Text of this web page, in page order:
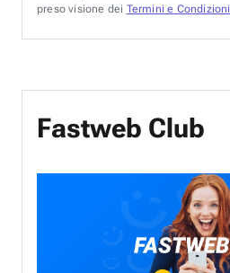
preso visione dei Termini e Condizioni
Fastweb Club